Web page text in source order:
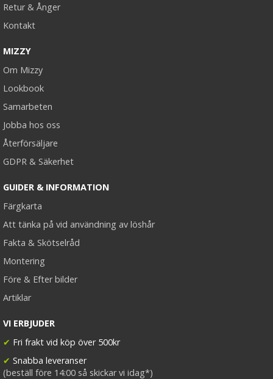
Retur & Ånger
Kontakt
MIZZY
Om Mizzy
Lookbook
Samarbeten
Jobba hos oss
Återförsäljare
GDPR & Säkerhet
GUIDER & INFORMATION
Färgkarta
Att tänka på vid användning av löshår
Fakta & Skötselråd
Montering
Före & Efter bilder
Artiklar
VI ERBJUDER
✔ Fri frakt vid köp över 500kr
✔ Snabba leveranser
(beställ före 14:00 så skickar vi idag*)